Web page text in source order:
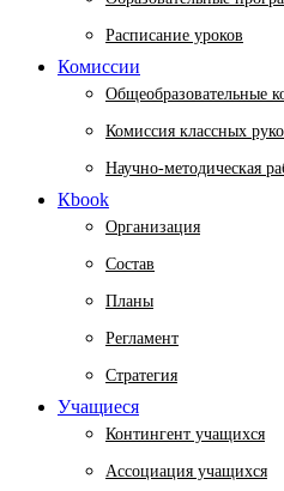
Расписание уроков
Комиссии
Общеобразовательные
Комиссия классных
Научно-методическая
Кbook
Организация
Состав
Планы
Регламент
Стратегия
Учащиеся
Контингент учащихся
Ассоциация учащихся